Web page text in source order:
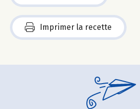
Imprimer la recette